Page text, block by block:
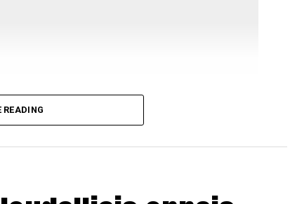
viime vuosina, erityisesti Pohjoismaissa,
hyvin vakiintunutta. Teknologian
mobiililaitteillaan. Tämä kehitys on
READING